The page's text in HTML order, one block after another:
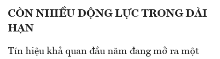
CÒN NHIỀU ĐỘNG LỰC TRONG DÀI
HẠN
Tín hiệu khả quan đầu năm đang mở ra một